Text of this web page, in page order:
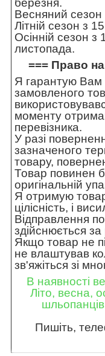
березня.
Весняний сезон
Літній сезон з
Осінній сезон з
листопада.
=== Право
Я гарантую Вам
замовленого
моменту
перевізника.
У разі
зазначеного
товару,
Товар повинен
оригінальній
Я отримую
цілісність, і
Відправлення
здійснюється
Якщо товар не
не влаштував
зв'яжіться зі
В наявності
Літо, весна,
Пишіть,